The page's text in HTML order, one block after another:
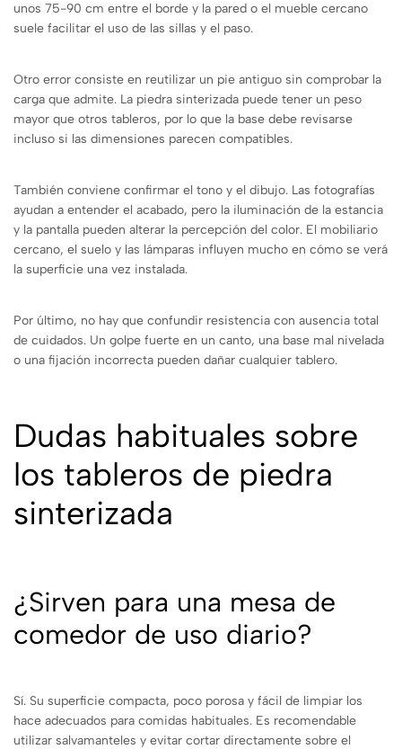
unos 75-90 cm entre el borde y la pared o el mueble cercano
suele facilitar el uso de las sillas y el paso.
Otro error consiste en reutilizar un pie antiguo sin comprobar la
carga que admite. La piedra sinterizada puede tener un peso
mayor que otros tableros, por lo que la base debe revisarse
incluso si las dimensiones parecen compatibles.
También conviene confirmar el tono y el dibujo. Las fotografías
ayudan a entender el acabado, pero la iluminación de la estancia
y la pantalla pueden alterar la percepción del color. El mobiliario
cercano, el suelo y las lámparas influyen mucho en cómo se verá
la superficie una vez instalada.
Por último, no hay que confundir resistencia con ausencia total
de cuidados. Un golpe fuerte en un canto, una base mal nivelada
o una fijación incorrecta pueden dañar cualquier tablero.
Dudas habituales sobre
los tableros de piedra
sinterizada
¿Sirven para una mesa de
comedor de uso diario?
Sí. Su superficie compacta, poco porosa y fácil de limpiar los
hace adecuados para comidas habituales. Es recomendable
utilizar salvamanteles y evitar cortar directamente sobre el